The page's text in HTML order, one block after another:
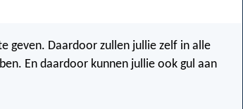
geven. Daardoor zullen jullie zelf in alle
En daardoor kunnen jullie ook gul aan